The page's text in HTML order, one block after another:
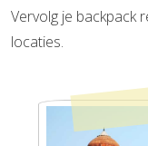
Vervolg je backpack
locaties.